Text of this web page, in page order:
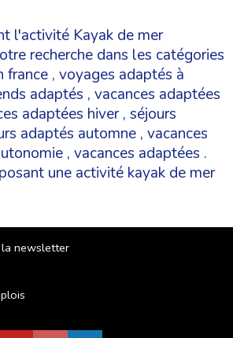
l'activité Kayak de mer
recherche dans les catégories
france , voyages adaptés à
adaptés , vacances adaptées
adaptées hiver, séjours
adaptés automne , vacances
, vacances adaptées .
une activité kayak de mer
newsletter